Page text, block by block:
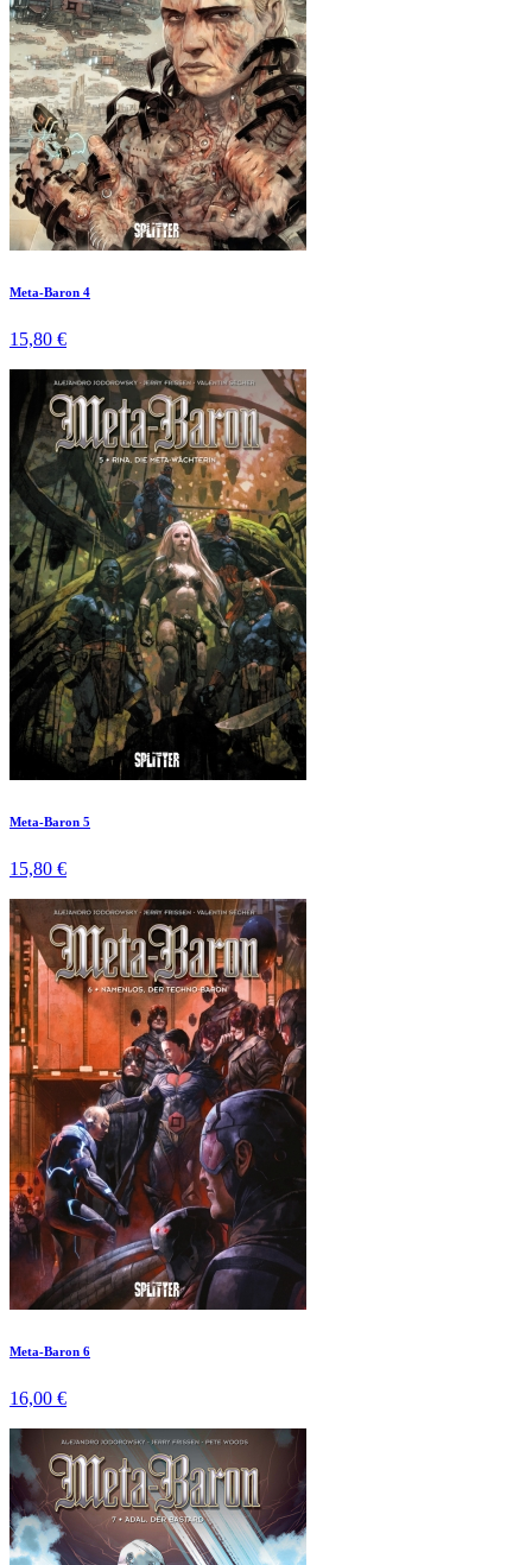
Meta-Baron 4
15,80 €
Meta-Baron 5
15,80 €
Meta-Baron 6
16,00 €